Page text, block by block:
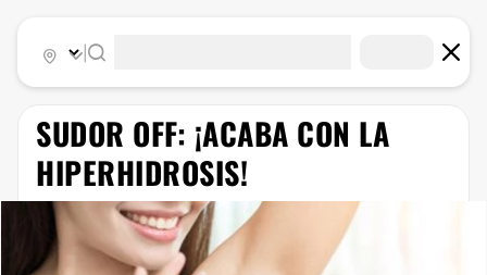
​SUDOR OFF: ¡ACABA CON LA
HIPERHIDROSIS!